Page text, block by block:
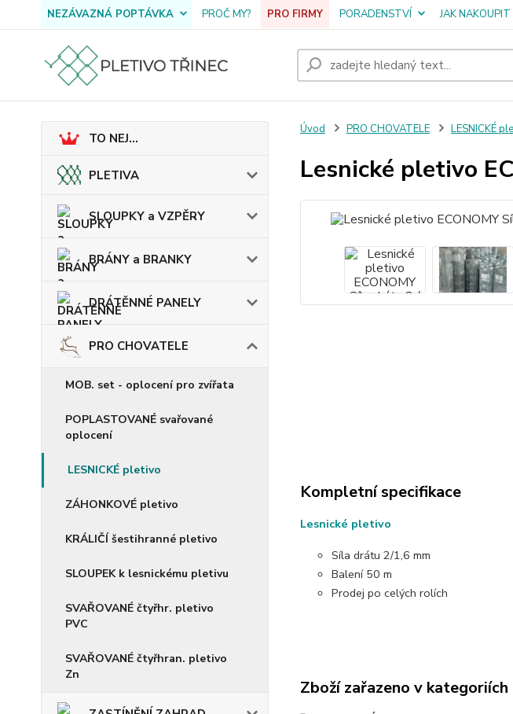
NEZÁVAZNÁ POPTÁVKA PROČ MY? PRO FIRMY PORADENSTVÍ JAK NAKOUPIT
TO NEJ...
PLETIVA
SLOUPKY a VZPĚRY
BRÁNY a BRANKY
DRÁTĚNNÉ PANELY
PRO CHOVATELE
MOB. set - oplocení pro zvířata
POPLASTOVANÉ svařované
oplocení
LESNICKÉ pletivo
ZÁHONKOVÉ pletivo
KRÁLIČÍ šestihranné pletivo
SLOUPEK k lesnickému pletivu
SVAŘOVANÉ čtyřhr. pletivo
PVC
SVAŘOVANÉ čtyřhran. pletivo
Zn
Úvod PRO CHOVATELE LESNICKÉ
Lesnické pletivo
Kompletní specifikace
Lesnické pletivo
Síla drátu 2/1,6 mm
Balení 50 m
Prodej po celých rolích
Zboží zařazeno v kategoriích